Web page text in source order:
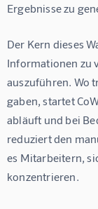
Ergebnisse zu
Der Kern dieses
Informationen zu
auszuführen. Wo
gaben, startet
abläuft und bei
reduziert den
es Mitarbeitern,
konzentrieren.